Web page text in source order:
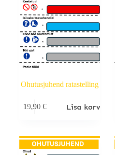
Ohutusjuhend ratastelling
19,90 € Lisa korvi